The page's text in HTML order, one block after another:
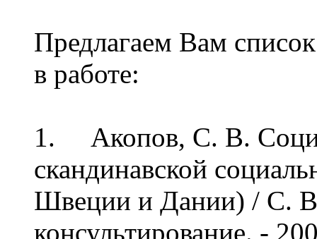
Предлагаем Вам
в работе:
1. Акопов, С. В.
скандинавской
Швеции и Дании) / С.
консультирование. -